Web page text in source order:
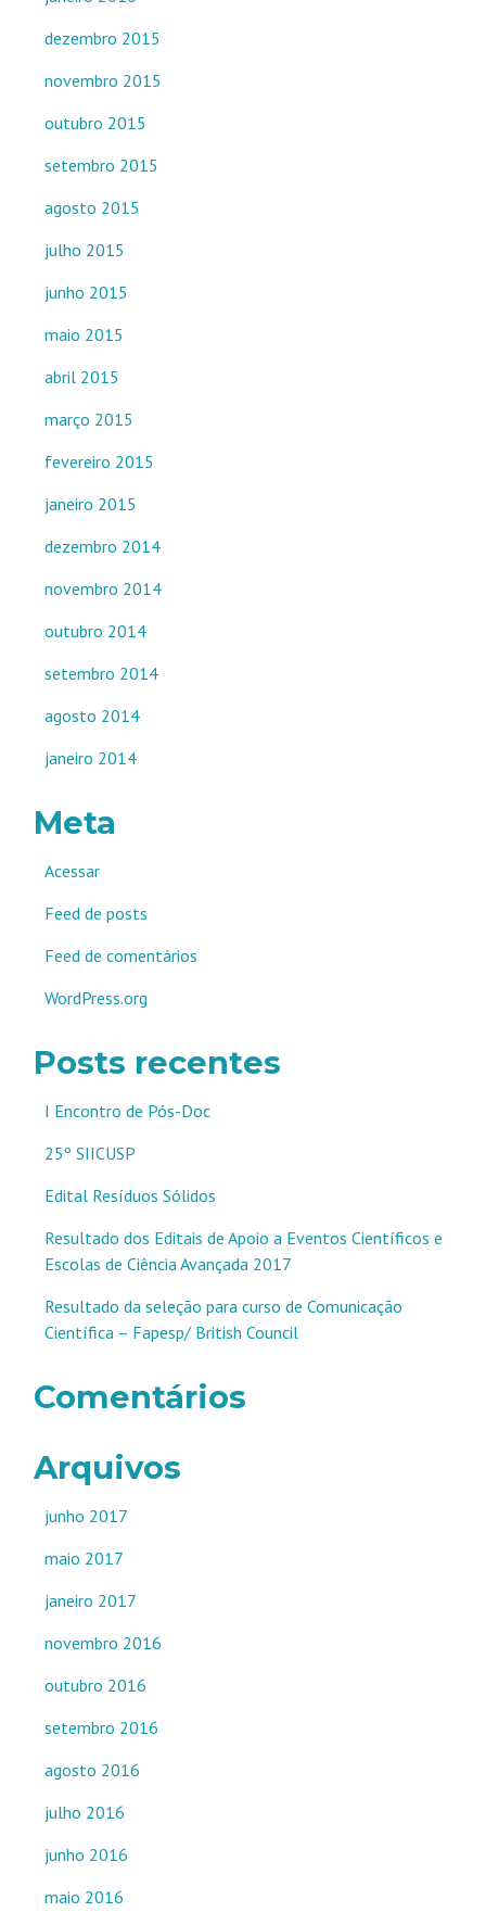
dezembro 2015
novembro 2015
outubro 2015
setembro 2015
agosto 2015
julho 2015
junho 2015
maio 2015
abril 2015
março 2015
fevereiro 2015
janeiro 2015
dezembro 2014
novembro 2014
outubro 2014
setembro 2014
agosto 2014
janeiro 2014
Meta
Acessar
Feed de posts
Feed de comentários
WordPress.org
Posts recentes
I Encontro de Pós-Doc
25º SIICUSP
Edital Resíduos Sólidos
Resultado dos Editais de Apoio a Eventos Científicos e
Escolas de Ciência Avançada 2017
Resultado da seleção para curso de Comunicação
Científica – Fapesp/ British Council
Comentários
Arquivos
junho 2017
maio 2017
janeiro 2017
novembro 2016
outubro 2016
setembro 2016
agosto 2016
julho 2016
junho 2016
maio 2016